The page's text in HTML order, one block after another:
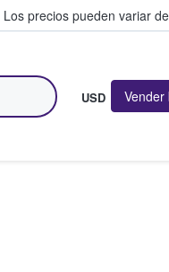
Los precios pueden variar
USD Vender